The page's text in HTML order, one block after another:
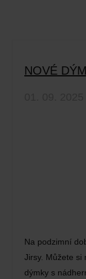
NOVÉ
Na podzimní
Jirsy. Můžete si
dýmky s